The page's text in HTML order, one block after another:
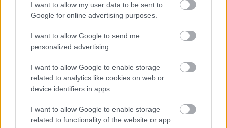
I want to allow my user data to be sent to
Google for online advertising purposes.
I want to allow Google to send me
personalized advertising.
I want to allow Google to enable storage
related to analytics like cookies on web or
device identifiers in apps.
I want to allow Google to enable storage
related to functionality of the website or app.
Ford Ranger
Üzemanyag: Dízel
Mg Zs
Üzemanyag: Benzin